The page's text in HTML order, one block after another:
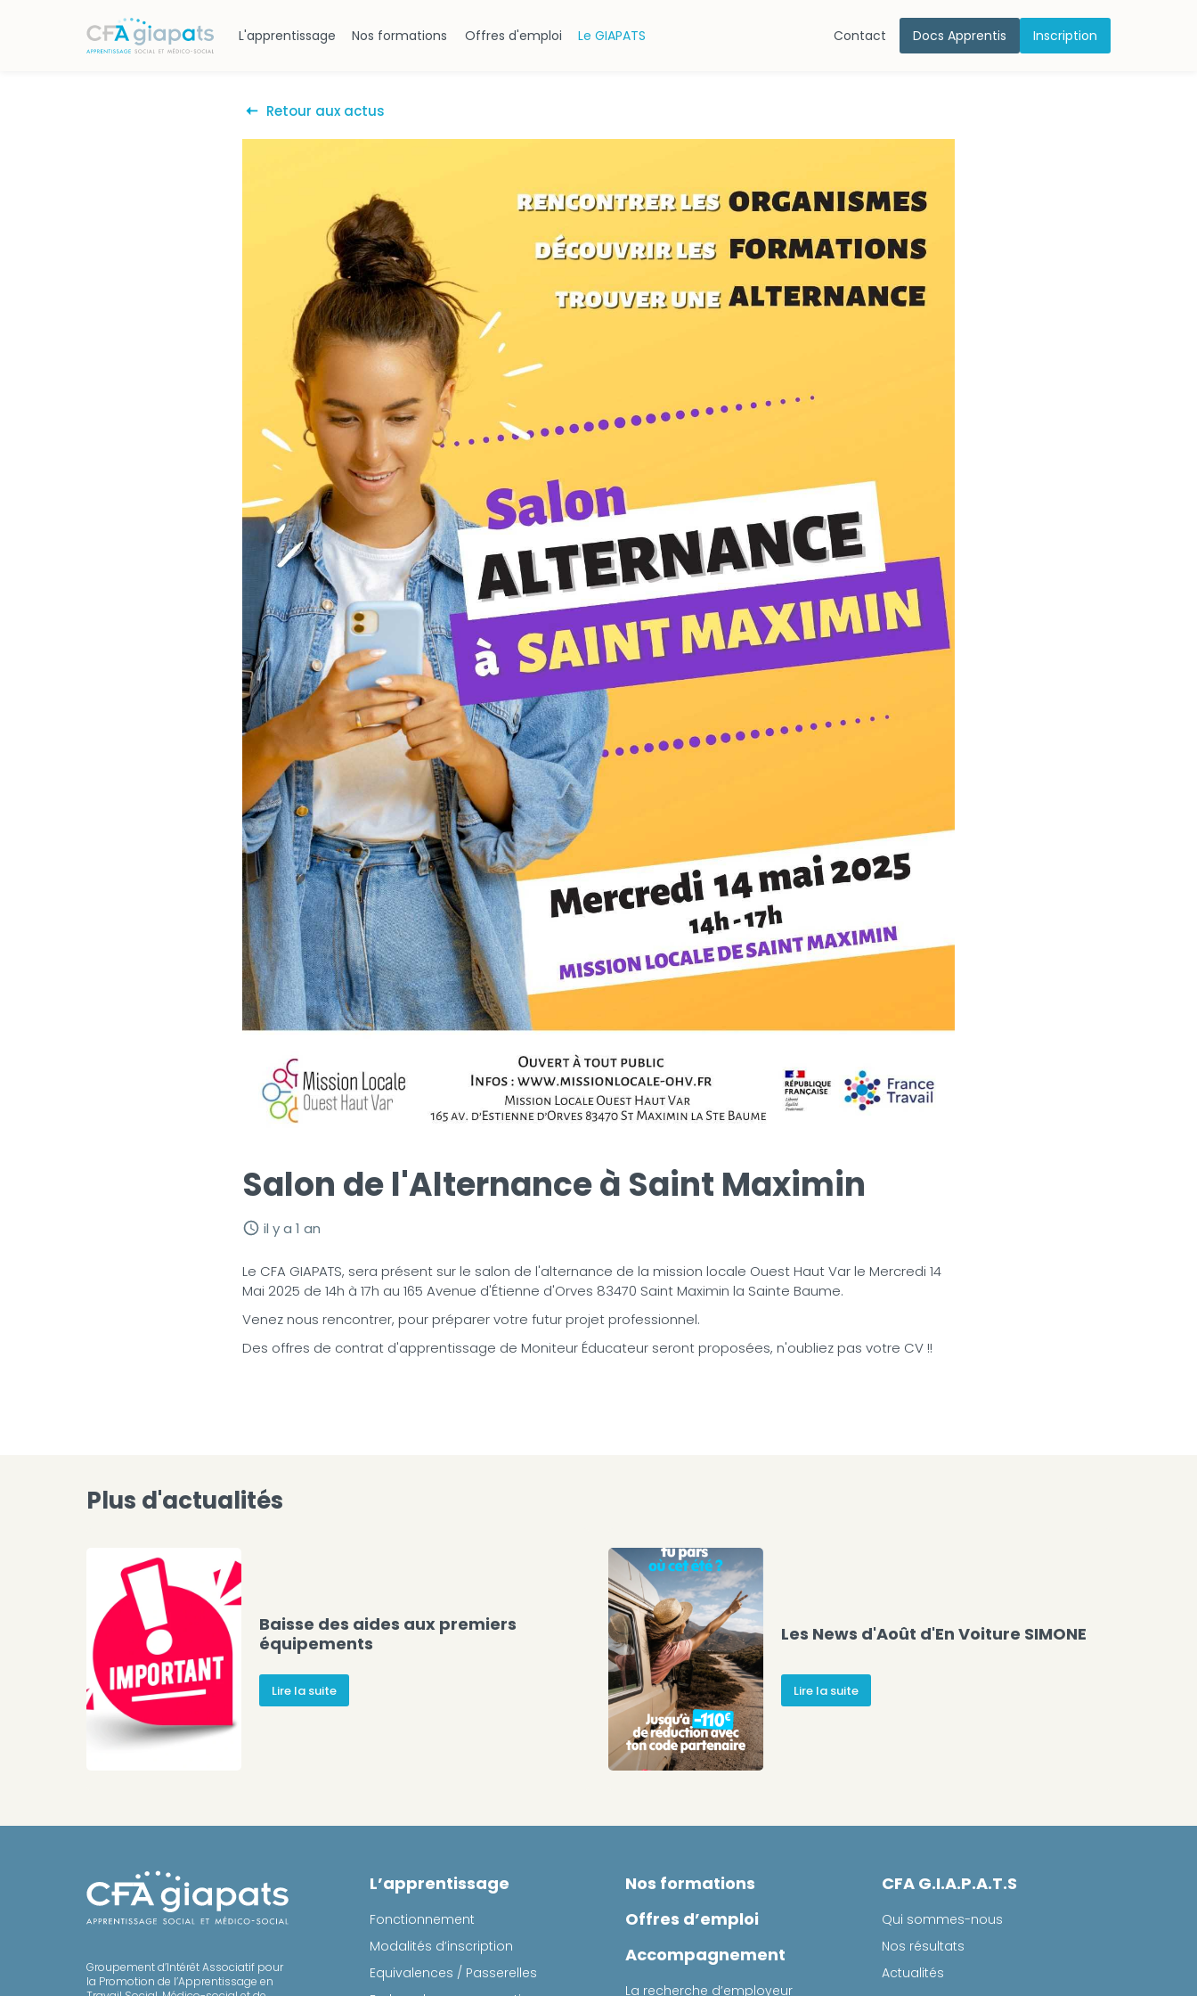
L'apprentissage Nos formations Offres d'emploi Le GIAPATS Contact Docs Apprentis Inscription
Retour aux actus
Salon de l'Alternance à Saint Maximin
il y a 1 an
Le CFA GIAPATS, sera présent sur le salon de l'alternance de la mission locale Ouest Haut Var le Mercredi 14
Mai 2025 de 14h à 17h au 165 Avenue d'Étienne d'Orves 83470 Saint Maximin la Sainte Baume.
Venez nous rencontrer, pour préparer votre futur projet professionnel.
Des offres de contrat d'apprentissage de Moniteur Éducateur seront proposées, n'oubliez pas votre CV !!
Plus d'actualités
Baisse des aides aux premiers
équipements
Lire la suite
Les News d'Août d'En Voiture SIMONE
Lire la suite
Groupement d’Intérêt Associatif pour
la Promotion de l’Apprentissage en
L’apprentissage
Fonctionnement
Modalités d’inscription
Equivalences / Passerelles
Nos formations
Offres d’emploi
Accompagnement
La recherche d’employeur
CFA G.I.A.P.A.T.S
Qui sommes-nous
Nos résultats
Actualités